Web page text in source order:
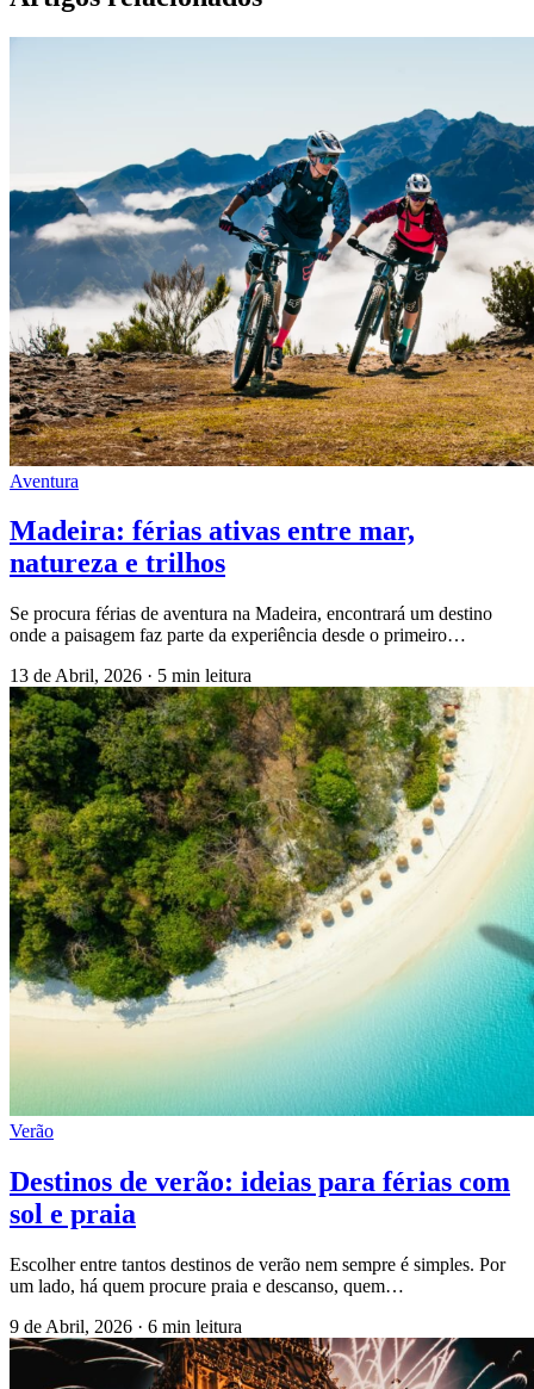
Aventura
Madeira: férias ativas entre mar,
natureza e trilhos
Se procura férias de aventura na Madeira, encontrará um destino
onde a paisagem faz parte da experiência desde o primeiro…
13 de Abril, 2026 · 5 min leitura
Verão
Destinos de verão: ideias para férias com
sol e praia
Escolher entre tantos destinos de verão nem sempre é simples. Por
um lado, há quem procure praia e descanso, quem…
9 de Abril, 2026 · 6 min leitura